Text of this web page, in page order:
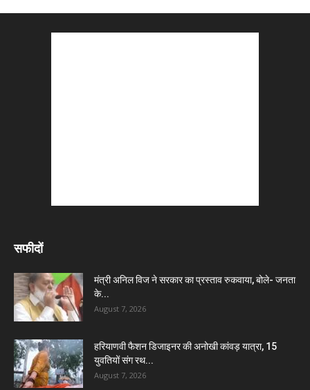
सफीदों
मंत्री अनिल विज ने सरकार का प्रस्ताव रुकवाया, बोले- जनता
के...
August 7, 2026
हरियाणवी फैशन डिजाइनर की अनोखी कांवड़ यात्रा, 15
युवतियों संग रथ...
August 7, 2026